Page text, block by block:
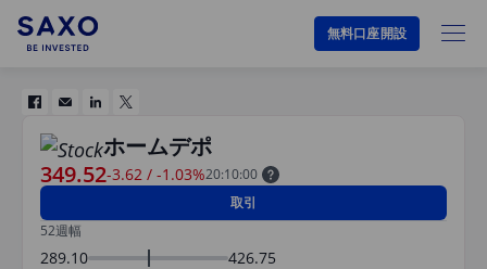
無料口座開設
ホームデポ
349.52-3.62 / -1.03%20:10:00
取引
52週幅
289.10 426.75